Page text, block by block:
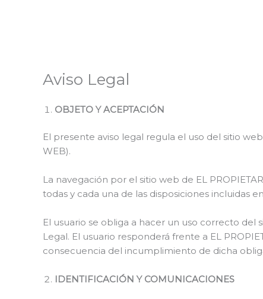
Aviso Legal
OBJETO Y ACEPTACIÓN
El presente aviso legal regula el uso del sitio
WEB).
La navegación por el sitio web de EL
todas y cada una de las disposiciones incluidas
El usuario se obliga a hacer un uso correcto
Legal. El usuario responderá frente a EL
consecuencia del incumplimiento de dicha
IDENTIFICACIÓN Y COMUNICACIONES